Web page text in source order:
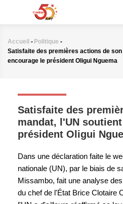
principal
Fil
d'Ariane
Accueil - Politique -
Satisfaite des premières actions de
encourage le président Oligui Nguema
Satisfaite des
mandat, l'UN
président Oligui
Dans une déclaration faite le
nationale (UN), par le biais de
Missambo, fait une analyse
du chef de l'État Brice Clotaire